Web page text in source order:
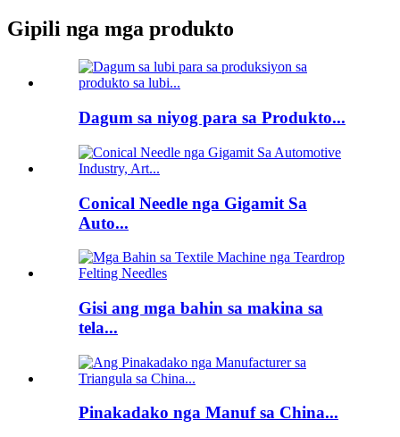
Gipili nga mga produkto
Dagum sa niyog para sa Produkto...
Conical Needle nga Gigamit Sa
Auto...
Gisi ang mga bahin sa makina sa
tela...
Pinakadako nga Manuf sa China...